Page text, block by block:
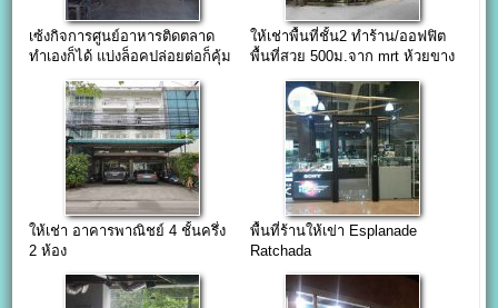
เซ้งกิจการศูนย์อาหารติดตลาด
ทำเองก็ได้ แบ่งล็อคปล่อยต่อก็คุ้ม
ให้เช่าพื้นที่ชั้น2 ทำร้าน/ออฟฟิต
พื้นที่สวย 500ม.จาก mrt ห้วยขาง
ให้เช่า อาคารพาณิชย์ 4 ชั้นครึ่ง
2 ห้อง
พื้นที่ร้านให้เข่า Esplanade
Ratchada